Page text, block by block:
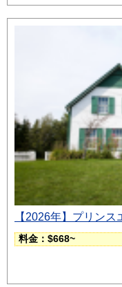
【2026年】プリン
料金：$668~